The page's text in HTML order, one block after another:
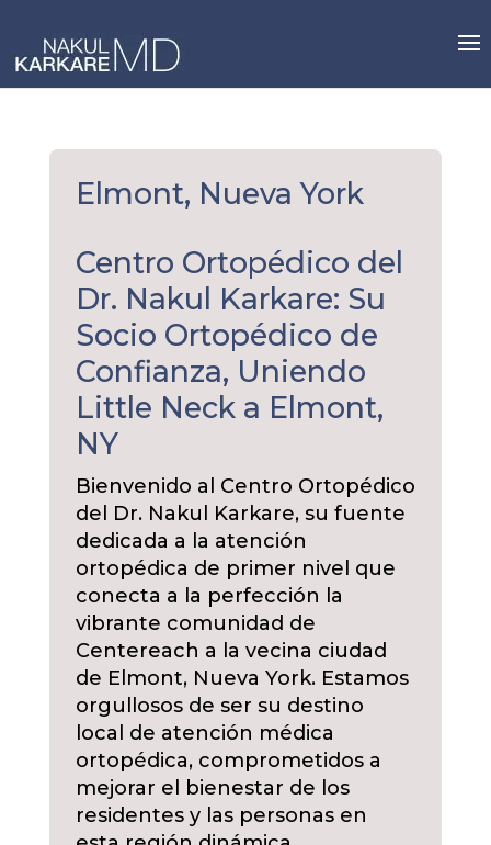
content
Elmont, Nueva York
Centro Ortopédico del
Dr. Nakul Karkare: Su
Socio Ortopédico de
Confianza, Uniendo
Little Neck a Elmont,
NY
Bienvenido al Centro Ortopédico
del Dr. Nakul Karkare, su fuente
dedicada a la atención
ortopédica de primer nivel que
conecta a la perfección la
vibrante comunidad de
Centereach a la vecina ciudad
de Elmont, Nueva York. Estamos
orgullosos de ser su destino
local de atención médica
ortopédica, comprometidos a
mejorar el bienestar de los
residentes y las personas en